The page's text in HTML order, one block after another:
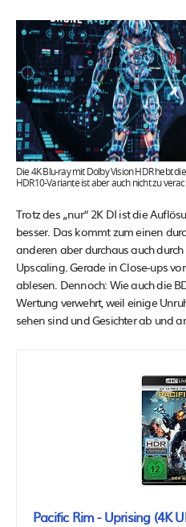
Die 4K Blu-ray mit Dolby Vision HDR hebt
HDR10-Variante ist aber auch nicht zu
Trotz des „nur“ 2K DI ist die
besser. Das kommt zum einen
anderen aber durchaus auch
Upscaling. Gerade in Close-ups
ablesen. Dennoch: Wie auch die
Wertung verwehrt, weil einige
sehen sind und Gesichter ab und
Pacific Rim - Uprising (4K